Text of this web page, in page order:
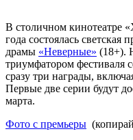
В столичном кинотеатре
года состоялась светская
драмы «Неверные» (18+).
триумфатором фестиваля
сразу три награды,
Первые две серии будут
марта.
Фото с премьеры